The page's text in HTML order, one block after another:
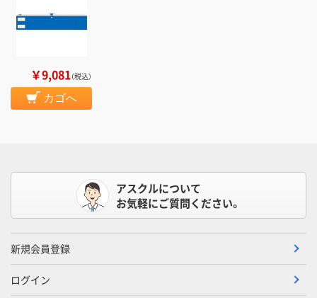
￥9,081（税込）
カゴへ
アスクルについて
お気軽にご質問ください。
新規会員登録
ログイン